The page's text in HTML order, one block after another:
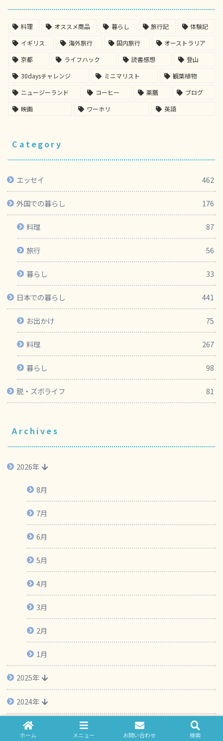
料理 オススメ商品 暮らし 旅行記
体験記
イギリス
海外旅行 国内旅行
オーストラリア
京都
ライフハック 読書感想
登山
30daysチャレンジ
ミニマリスト
観葉植物
ニュージーランド
コーヒー 薬膳
ブログ
映画
ワーホリ 英語
Category
エッセイ 462
外国での暮らし 176
料理 87
旅行 56
暮らし 33
日本での暮らし 441
お出かけ 75
料理 267
暮らし 98
脱・ズボライフ 81
Archives
2026年
8月
7月
6月
5月
4月
3月
2月
1月
2025年
2024年
2023年
ホーム メニュー お問い合わせ 検索